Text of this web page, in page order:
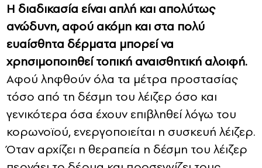
Η διαδικασία είναι απλή και απολύτως
ανώδυνη, αφού ακόμη και στα πολύ
ευαίσθητα δέρματα μπορεί να
χρησιμοποιηθεί τοπική αναισθητική αλοιφή.
Αφού ληφθούν όλα τα μέτρα προστασίας
τόσο από τη δέσμη του λέιζερ όσο και
γενικότερα όσα έχουν επιβληθεί λόγω του
κορωνοϊού, ενεργοποιείται η συσκευή λέιζερ.
Όταν αρχίζει η θεραπεία η δέσμη του λέιζερ